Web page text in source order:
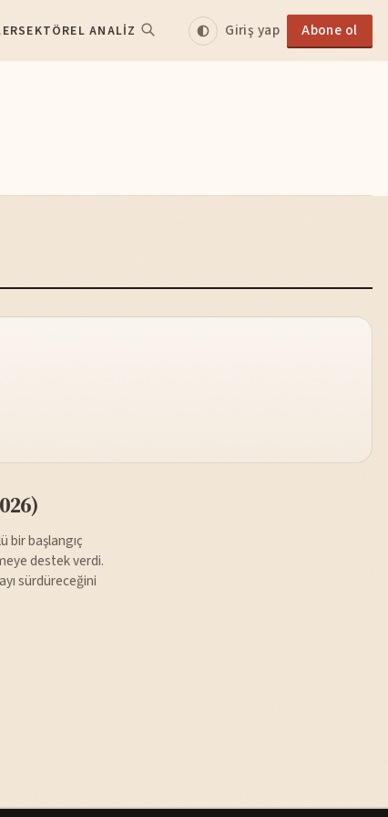
SEKTÖREL ANALIZ Giriş yap Abone ol
bir başlangıç
destek verdi.
sürdüreceğini